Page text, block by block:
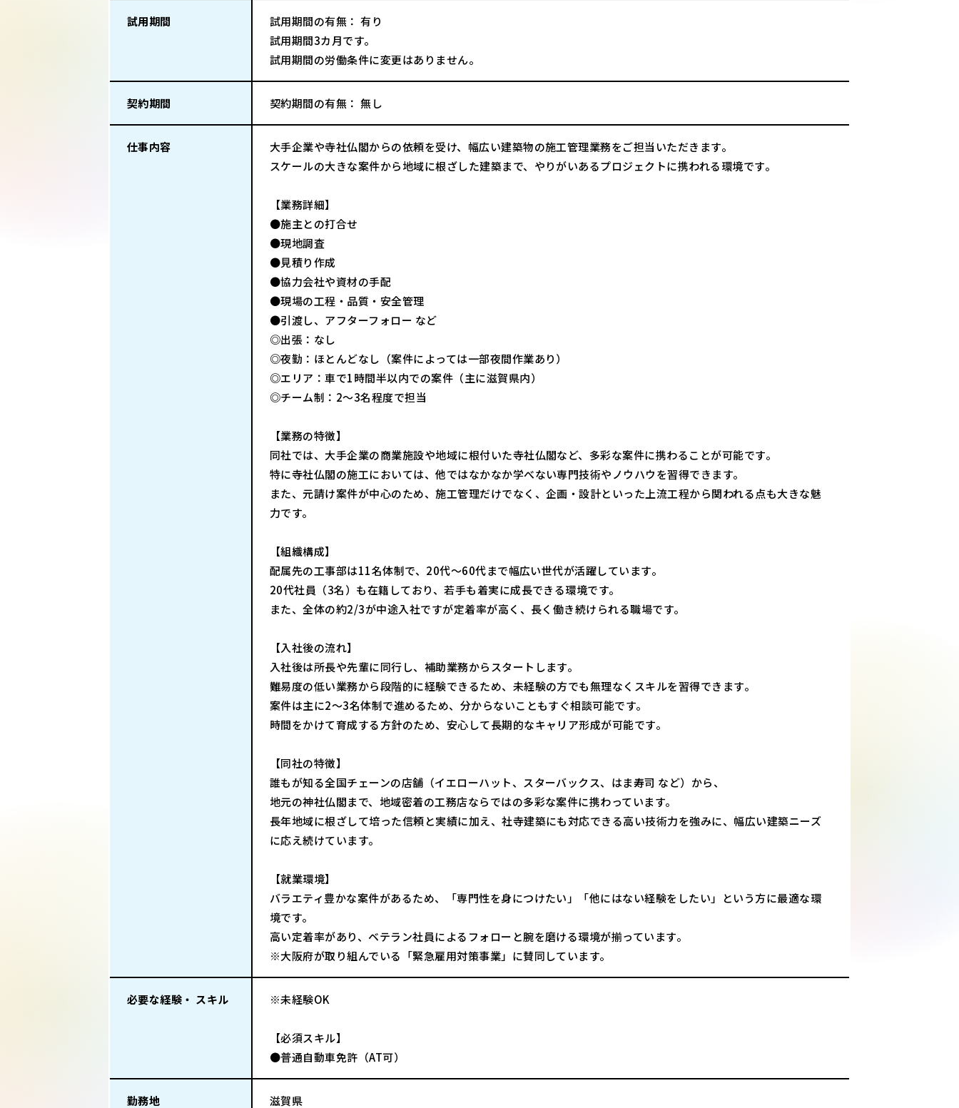
試用期間
試用期間の有無： 有り
試用期間3カ月です。
試用期間の労働条件に変更はありません。
契約期間 契約期間の有無： 無し
仕事内容
大手企業や寺社仏閣からの依頼を受け、幅広い建築物の施工管理業務をご担当いただきます。
スケールの大きな案件から地域に根ざした建築まで、やりがいあるプロジェクトに携われる環境です。
【業務詳細】
●施主との打合せ
●現地調査
●見積り作成
●協力会社や資材の手配
●現場の工程・品質・安全管理
●引渡し、アフターフォロー など
◎出張：なし
◎夜勤：ほとんどなし（案件によっては一部夜間作業あり）
◎エリア：車で1時間半以内での案件（主に滋賀県内）
◎チーム制：2～3名程度で担当
【業務の特徴】
同社では、大手企業の商業施設や地域に根付いた寺社仏閣など、多彩な案件に携わることが可能です。
特に寺社仏閣の施工においては、他ではなかなか学べない専門技術やノウハウを習得できます。
また、元請け案件が中心のため、施工管理だけでなく、企画・設計といった上流工程から関われる点も大きな魅
力です。
【組織構成】
配属先の工事部は11名体制で、20代～60代まで幅広い世代が活躍しています。
20代社員（3名）も在籍しており、若手も着実に成長できる環境です。
また、全体の約2/3が中途入社ですが定着率が高く、長く働き続けられる職場です。
【入社後の流れ】
入社後は所長や先輩に同行し、補助業務からスタートします。
難易度の低い業務から段階的に経験できるため、未経験の方でも無理なくスキルを習得できます。
案件は主に2～3名体制で進めるため、分からないこともすぐ相談可能です。
時間をかけて育成する方針のため、安心して長期的なキャリア形成が可能です。
【同社の特徴】
誰もが知る全国チェーンの店舗（イエローハット、スターバックス、はま寿司 など）から、
地元の神社仏閣まで、地域密着の工務店ならではの多彩な案件に携わっています。
長年地域に根ざして培った信頼と実績に加え、社寺建築にも対応できる高い技術力を強みに、幅広い建築ニーズ
に応え続けています。
【就業環境】
バラエティ豊かな案件があるため、「専門性を身につけたい」「他にはない経験をしたい」という方に最適な環
境です。
高い定着率があり、ベテラン社員によるフォローと腕を磨ける環境が揃っています。
※大阪府が取り組んでいる「緊急雇用対策事業」に賛同しています。
必要な経験・ スキル ※未経験OK
【必須スキル】
●普通自動車免許（AT可）
勤務地
滋賀県